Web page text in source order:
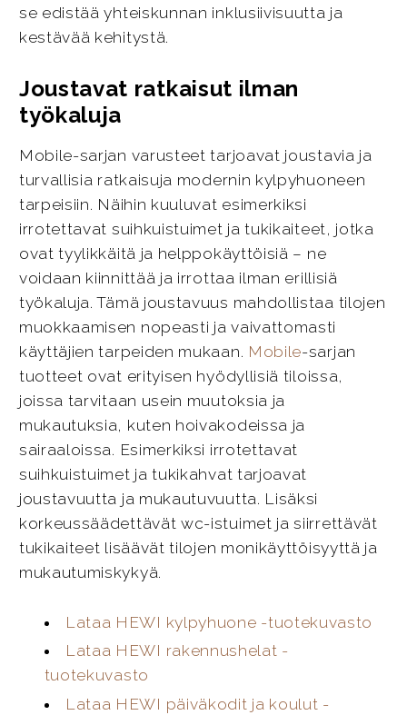
se edistää yhteiskunnan inklusiivisuutta ja
kestävää kehitystä.
Joustavat ratkaisut ilman
työkaluja
Mobile-sarjan varusteet tarjoavat joustavia ja
turvallisia ratkaisuja modernin kylpyhuoneen
tarpeisiin. Näihin kuuluvat esimerkiksi
irrotettavat suihkuistuimet ja tukikaiteet, jotka
ovat tyylikkäitä ja helppokäyttöisiä – ne
voidaan kiinnittää ja irrottaa ilman erillisiä
työkaluja. Tämä joustavuus mahdollistaa tilojen
muokkaamisen nopeasti ja vaivattomasti
käyttäjien tarpeiden mukaan. Mobile-sarjan
tuotteet ovat erityisen hyödyllisiä tiloissa,
joissa tarvitaan usein muutoksia ja
mukautuksia, kuten hoivakodeissa ja
sairaaloissa. Esimerkiksi irrotettavat
suihkuistuimet ja tukikahvat tarjoavat
joustavuutta ja mukautuvuutta. Lisäksi
korkeussäädettävät wc-istuimet ja siirrettävät
tukikaiteet lisäävät tilojen monikäyttöisyyttä ja
mukautumiskykyä.
Lataa HEWI kylpyhuone -tuotekuvasto
Lataa HEWI rakennushelat -
tuotekuvasto
Lataa HEWI päiväkodit ja koulut -